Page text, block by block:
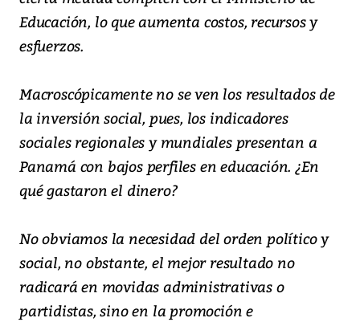
Educación, lo que aumenta costos, recursos y
esfuerzos.
Macroscópicamente no se ven los resultados de
la inversión social, pues, los indicadores
sociales regionales y mundiales presentan a
Panamá con bajos perfiles en educación. ¿En
qué gastaron el dinero?
No obviamos la necesidad del orden político y
social, no obstante, el mejor resultado no
radicará en movidas administrativas o
partidistas, sino en la promoción e